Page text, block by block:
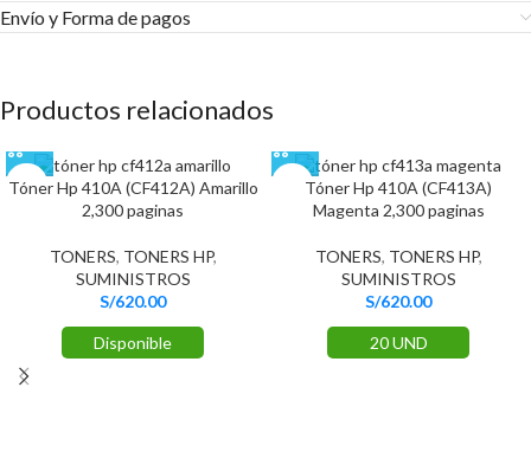
Envío y Forma de pagos​
Productos relacionados
Tóner Hp 410A (CF412A) Amarillo
2,300 paginas
TONERS, TONERS HP,
SUMINISTROS
S/620.00
Disponible
Tóner Hp 410A (CF413A)
Magenta 2,300 paginas
TONERS, TONERS HP,
SUMINISTROS
S/620.00
20 UND